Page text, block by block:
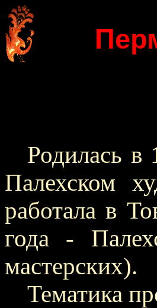
Родилась в
Палехском
работала в
года -
мастерских).
Тематика